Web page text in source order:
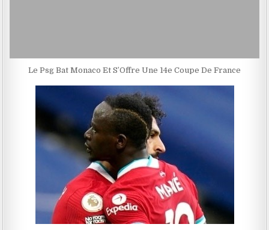
Le Psg Bat Monaco Et S’Offre Une 14e Coupe De France